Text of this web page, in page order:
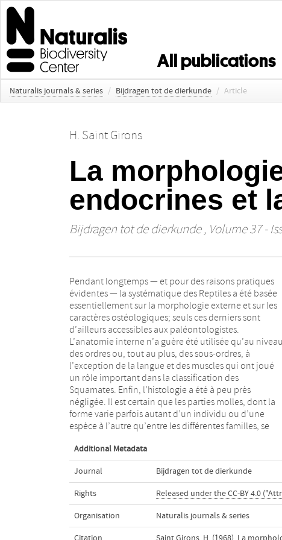
All publications
Naturalis journals & series / Bijdragen tot de dierkunde / Article
H. Saint Girons
La
endocrines et
Bijdragen tot de dierkunde, Volume 37 -
Pendant longtemps — et pour des raisons pratiques
évidentes — la systématique des Reptiles a été basée
essentiellement sur la morphologie externe et sur les
caractères ostéologiques; seuls ces derniers sont
d’ailleurs accessibles aux paléontologistes.
L’anatomie interne n’a guère été utilisée qu’au niveau
des ordres ou, tout au plus, des sous-ordres, à
l’exception de la langue et des muscles qui ont joué
un rôle important dans la classification des
Squamates. Enfin, l’histologie a été à peu près
négligée. Il est certain que les parties molles, dont la
forme varie parfois autant d’un individu ou d’une
espèce à l’autre qu’entre les différentes familles, se
prêtent moins aisément à la comparaison. D’autre
part, l’examen histologique demande beaucoup plus
de temps et, surtout, exige une dissection suivant
immédiatement la mort. Cependant, au cours de ces
dernières années, de nombreux travaux ont été
consacrés à la morphologie comparée des glandes
endocrines, si bien qu’il nous a semblé opportun d’en
faire le point et de chercher ce que cette méthode peut
apporter à la phylogénie et à la systématique des
Reptiles. Faute de documents, nous n’y incluerons pas
les tissus endocrines des gonades, ni la glande
Additional Metadata
Journal Bijdragen tot de dierkunde
Rights Released under the CC-BY 4.0
Organisation Naturalis journals & series